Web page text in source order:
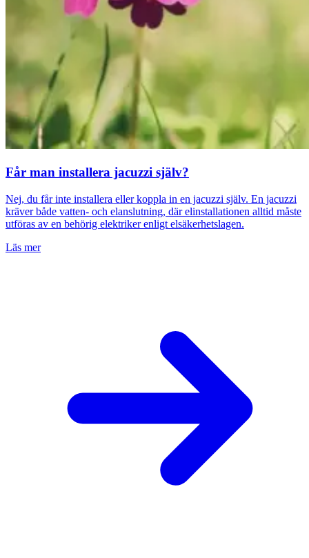
Får man installera jacuzzi själv?
Nej, du får inte installera eller koppla in en jacuzzi själv. En jacuzzi
kräver både vatten- och elanslutning, där elinstallationen alltid måste
utföras av en behörig elektriker enligt elsäkerhetslagen.
Läs mer